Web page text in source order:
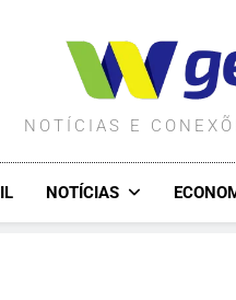
NOTÍCIAS E
NOTÍCIAS